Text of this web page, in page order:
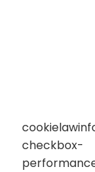
checkbox-